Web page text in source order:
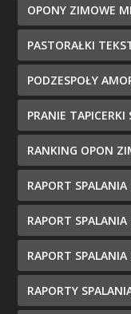
OPONY ZIMOWE
PASTORAŁKI
PODZESPOŁY
PRANIE
RANKING OPON
RAPORT
RAPORT SPALANIA
RAPORT
RAPORTY